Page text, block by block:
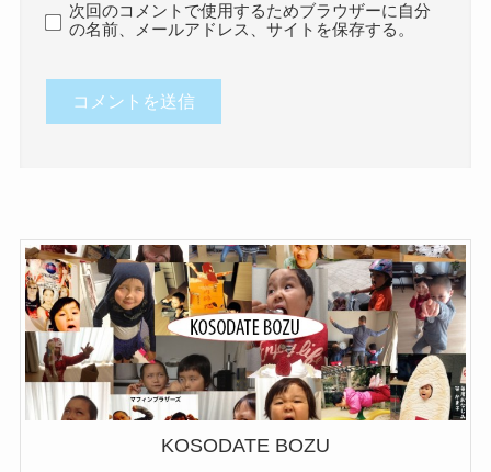
次回のコメントで使用するためブラウザーに自分
の名前、メールアドレス、サイトを保存する。
KOSODATE BOZU